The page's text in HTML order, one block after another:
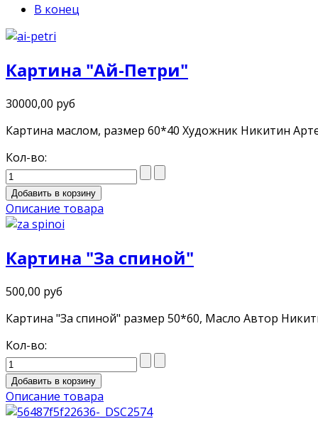
В конец
Картина "Ай-Петри"
30000,00 руб
Картина маслом, размер 60*40 Художник Никитин
Кол-во:
Описание товара
Картина "За спиной"
500,00 руб
Картина "За спиной" размер 50*60, Масло Автор
Кол-во:
Описание товара